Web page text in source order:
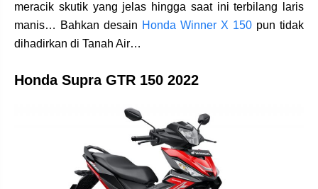
meracik skutik yang jelas hingga saat ini terbilang laris
manis… Bahkan desain Honda Winner X 150 pun tidak
dihadirkan di Tanah Air…
Honda Supra GTR 150 2022